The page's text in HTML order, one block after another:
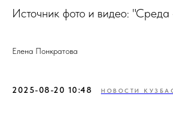
Источник фото и видео:
Елена Понкратова
2025-08-20 10:48 НОВОСТИ